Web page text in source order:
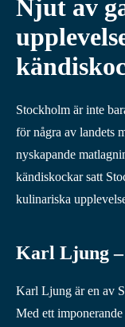
Njut av
Stockholm är inte
för några av landets
nyskapande
kändiskockar satt
kulinariska
Karl Ljung –
Karl Ljung är en av
Med ett